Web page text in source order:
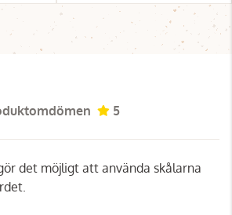
5
det möjligt att använda skålarna